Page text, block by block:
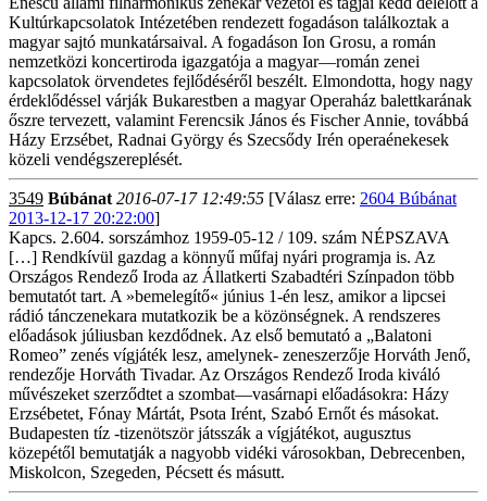
Kultúrkapcsolatok Intézetében rendezett fogadáson találkoztak a
magyar sajtó munkatársaival. A fogadáson Ion Grosu, a román
nemzetközi koncertiroda igazgatója a magyar—román zenei
kapcsolatok örvendetes fejlődéséről beszélt. Elmondotta, hogy nagy
érdeklődéssel várják Bukarestben a magyar Operaház balettkarának
őszre tervezett, valamint Ferencsik János és Fischer Annie, továbbá
Házy Erzsébet, Radnai György és Szecsődy Irén operaénekesek
közeli vendégszereplését.
3549 Búbánat 2016-07-17 12:49:55 [Válasz erre: 2604 Búbánat
2013-12-17 20:22:00]
Kapcs. 2.604. sorszámhoz 1959-05-12 / 109. szám NÉPSZAVA
[…] Rendkívül gazdag a könnyű műfaj nyári programja is. Az
Országos Rendező Iroda az Állatkerti Szabadtéri Színpadon több
bemutatót tart. A »bemelegítő« június 1-én lesz, amikor a lipcsei
rádió tánczenekara mutatkozik be a közönségnek. A rendszeres
előadások júliusban kezdődnek. Az első bemutató a „Balatoni
Romeo” zenés vígjáték lesz, amelynek- zeneszerzője Horváth Jenő,
rendezője Horváth Tivadar. Az Országos Rendező Iroda kiváló
művészeket szerződtet a szombat—vasárnapi előadásokra: Házy
Erzsébetet, Fónay Mártát, Psota Irént, Szabó Ernőt és másokat.
Budapesten tíz -tizenötször játsszák a vígjátékot, augusztus
közepétől bemutatják a nagyobb vidéki városokban, Debrecenben,
Miskolcon, Szegeden, Pécsett és másutt.